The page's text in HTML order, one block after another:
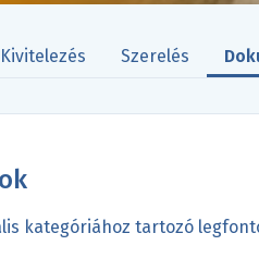
Kivitelezés Szerelés
kategóriához tartozó